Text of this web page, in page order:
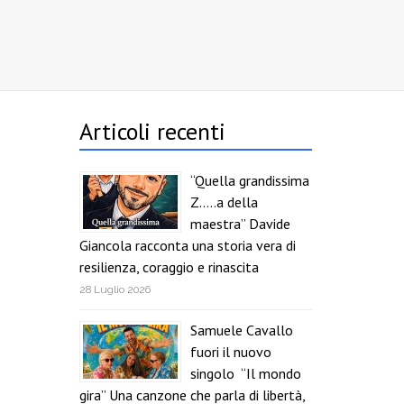
Articoli recenti
“Quella grandissima
Z…..a della
maestra” Davide
Giancola racconta una storia vera di
resilienza, coraggio e rinascita
28 Luglio 2026
Samuele Cavallo
fuori il nuovo
singolo “Il mondo
gira” Una canzone che parla di libertà,